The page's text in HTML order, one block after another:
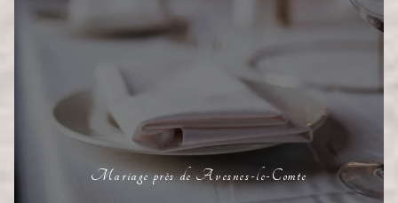
Mariage près de Avesnes-le-Comte